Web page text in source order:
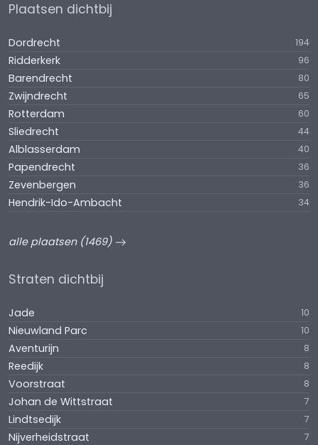
Plaatsen dichtbij
Dordrecht 194
Ridderkerk 96
Barendrecht 80
Zwijndrecht 65
Rotterdam 60
Sliedrecht 44
Alblasserdam 40
Papendrecht 36
Zevenbergen 36
Hendrik-Ido-Ambacht 34
alle plaatsen (1469)
Straten dichtbij
Jade 10
Nieuwland Parc 10
Aventurijn 8
Reedijk 8
Voorstraat 8
Johan de Wittstraat 7
Lindtsedijk 7
Nijverheidstraat 7